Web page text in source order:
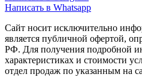
Написать в Whatsapp
Сайт носит исключительно
является публичной офертой,
РФ. Для получения подробной
характеристиках и стоимости
отдел продаж по указанным на